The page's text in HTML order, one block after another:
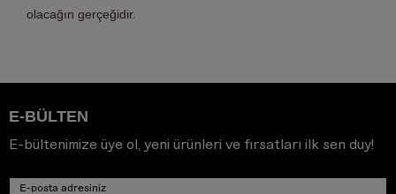
olacağın gerçeğidir.
E-BÜLTEN
E-bültenimize üye ol, yeni ürünleri ve fırsatları ilk sen duy!
E-posta adresiniz